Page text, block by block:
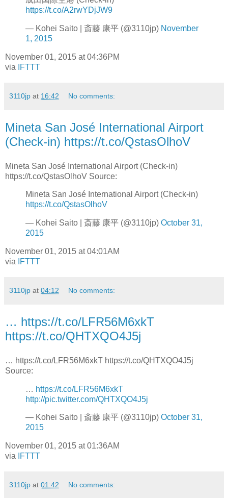
https://t.co/A2rwYDjJW9
— Kohei Saito | 斎藤 康平 (@3110jp) November
1, 2015
November 01, 2015 at 04:36PM
via
IFTTT
3110jp at 16:42 No comments:
Mineta San José International Airport
(Check-in) https://t.co/QstasOlhoV
Mineta San José International Airport (Check-in)
https://t.co/QstasOlhoV Source:
Mineta San José International Airport (Check-in)
https://t.co/QstasOlhoV
— Kohei Saito | 斎藤 康平 (@3110jp) October 31,
2015
November 01, 2015 at 04:01AM
via
IFTTT
3110jp at 04:12 No comments:
… https://t.co/LFR56M6xkT
https://t.co/QHTXQO4J5j
… https://t.co/LFR56M6xkT https://t.co/QHTXQO4J5j
Source:
… https://t.co/LFR56M6xkT
http://pic.twitter.com/QHTXQO4J5j
— Kohei Saito | 斎藤 康平 (@3110jp) October 31,
2015
November 01, 2015 at 01:36AM
via
IFTTT
3110jp at 01:42 No comments: